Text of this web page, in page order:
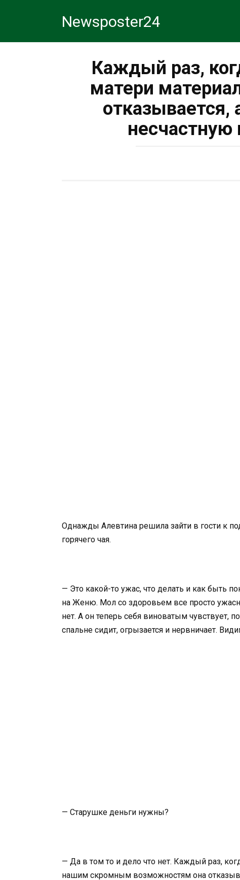
Newsposter24
Каждый раз,
матери
несчастную
Однажды Алевтина решила зайти в гости к
горячего чая.
— Это какой-то ужас, что делать и как быть
на Женю. Мол со здоровьем все просто
нет. А он теперь себя виноватым чувствует,
спальне сидит, огрызается и нервничает.
— Старушке деньги нужны?
— Да в том то и дело что нет. Каждый раз,
нашим скромным возможностям она